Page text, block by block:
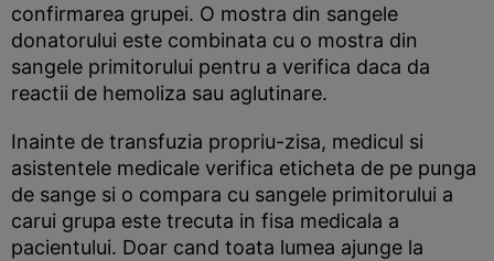
confirmarea grupei. O mostra din sangele
donatorului este combinata cu o mostra din
sangele primitorului pentru a verifica daca da
reactii de hemoliza sau aglutinare.
Inainte de transfuzia propriu-zisa, medicul si
asistentele medicale verifica eticheta de pe punga
de sange si o compara cu sangele primitorului a
carui grupa este trecuta in fisa medicala a
pacientului. Doar cand toata lumea ajunge la